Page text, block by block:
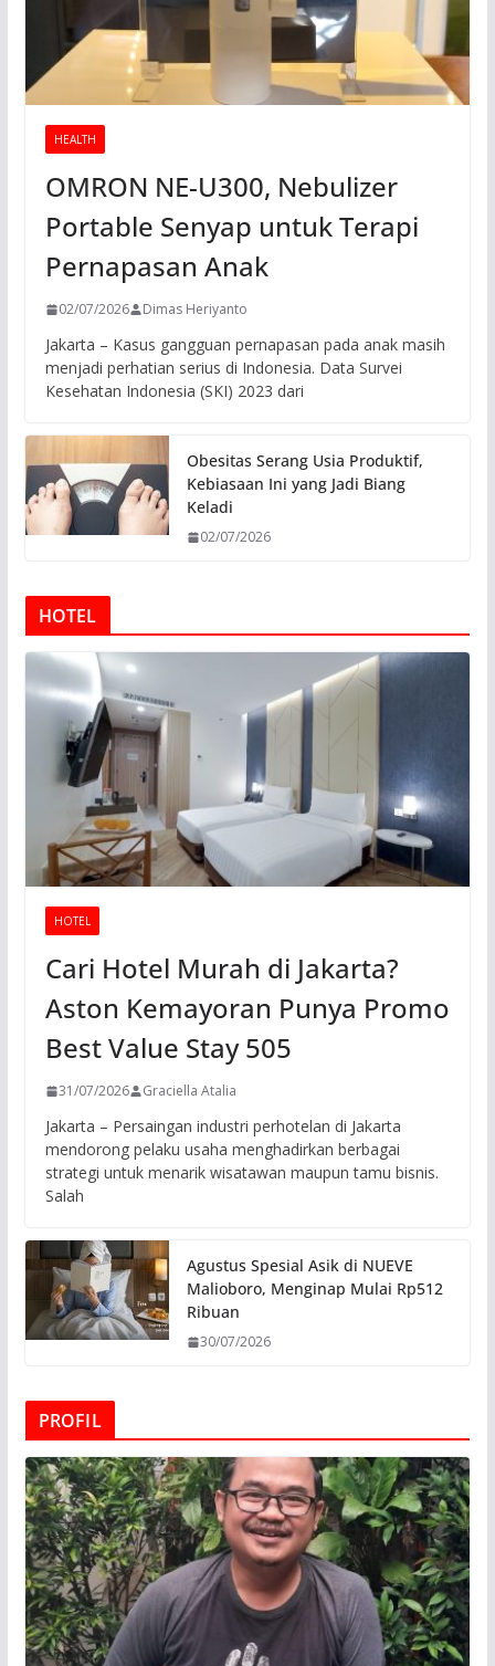
HEALTH
OMRON NE-U300, Nebulizer
Portable Senyap untuk Terapi
Pernapasan Anak
02/07/2026 Dimas Heriyanto
Jakarta – Kasus gangguan pernapasan pada anak masih
menjadi perhatian serius di Indonesia. Data Survei
Kesehatan Indonesia (SKI) 2023 dari
Obesitas Serang Usia Produktif,
Kebiasaan Ini yang Jadi Biang
Keladi
02/07/2026
HOTEL
HOTEL
Cari Hotel Murah di Jakarta?
Aston Kemayoran Punya Promo
Best Value Stay 505
31/07/2026 Graciella Atalia
Jakarta – Persaingan industri perhotelan di Jakarta
mendorong pelaku usaha menghadirkan berbagai
strategi untuk menarik wisatawan maupun tamu bisnis.
Salah
Agustus Spesial Asik di NUEVE
Malioboro, Menginap Mulai Rp512
Ribuan
30/07/2026
PROFIL